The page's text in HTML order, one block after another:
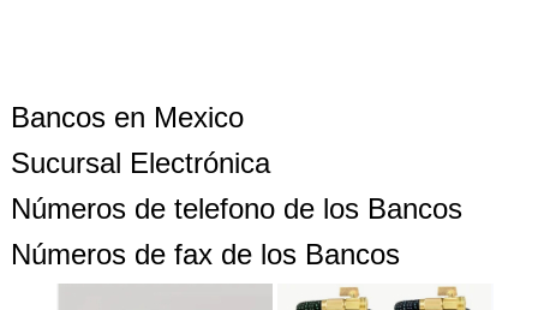
Bancos en Mexico
Sucursal Electrónica
Números de telefono de los Bancos
Números de fax de los Bancos